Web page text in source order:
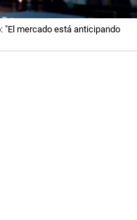
"El mercado está anticipando